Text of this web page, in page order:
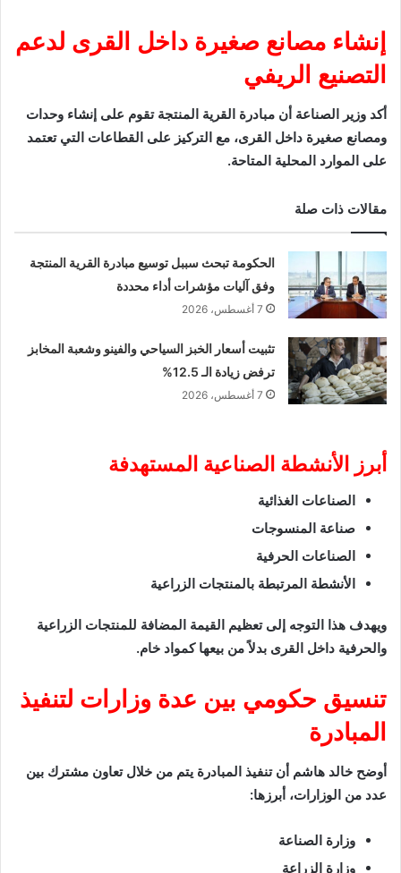
إنشاء مصانع صغيرة داخل القرى لدعم
التصنيع الريفي
أكد وزير الصناعة أن مبادرة القرية المنتجة تقوم على إنشاء وحدات
ومصانع صغيرة داخل القرى، مع التركيز على القطاعات التي تعتمد
على الموارد المحلية المتاحة.
مقالات ذات صلة
الحكومة تبحث سببل توسيع مبادرة القرية المنتجة
وفق آليات مؤشرات أداء محددة
7 أغسطس، 2026
تثبيت أسعار الخبز السياحي والفينو وشعبة المخابز
ترفض زيادة الـ 12.5%
7 أغسطس، 2026
أبرز الأنشطة الصناعية المستهدفة
الصناعات الغذائية
صناعة المنسوجات
الصناعات الحرفية
الأنشطة المرتبطة بالمنتجات الزراعية
ويهدف هذا التوجه إلى تعظيم القيمة المضافة للمنتجات الزراعية
والحرفية داخل القرى بدلاً من بيعها كمواد خام.
تنسيق حكومي بين عدة وزارات لتنفيذ
المبادرة
أوضح خالد هاشم أن تنفيذ المبادرة يتم من خلال تعاون مشترك بين
عدد من الوزارات، أبرزها:
وزارة الصناعة
وزارة الزراعة